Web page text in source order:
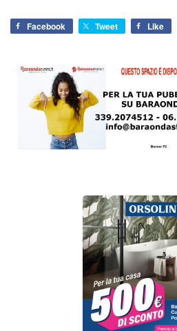
Facebook Tweet Like